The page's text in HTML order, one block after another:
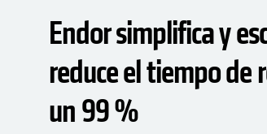
Endor simplifica y
reduce el tiempo de
un 99 %